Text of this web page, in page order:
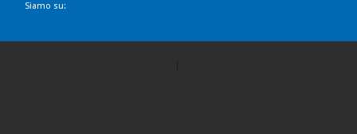
Siamo su: